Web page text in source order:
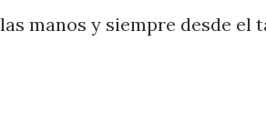
manos y siempre desde el